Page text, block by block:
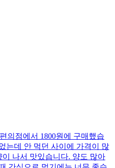
의점에서 1800원에 구매했습
는데 안 먹던 사이에 가격이 많
나서 맛있습니다. 양도 많아